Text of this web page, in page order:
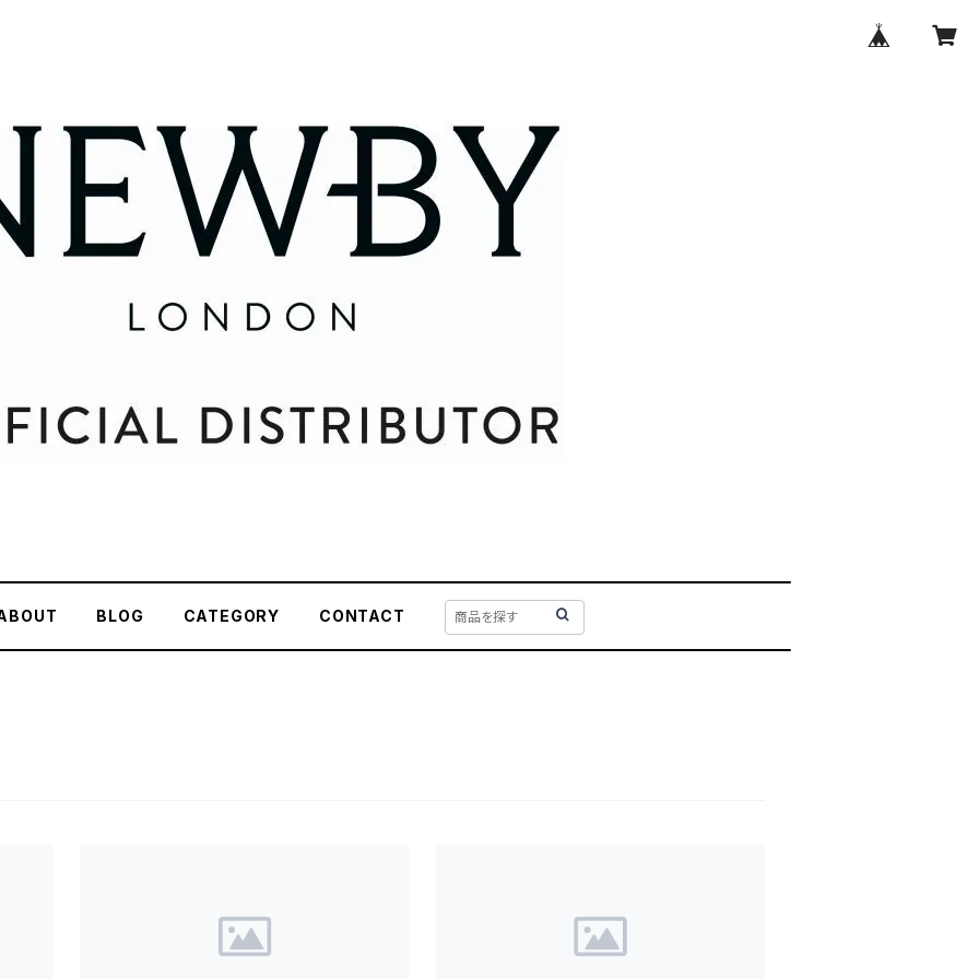
BLOG CATEGORY CONTACT